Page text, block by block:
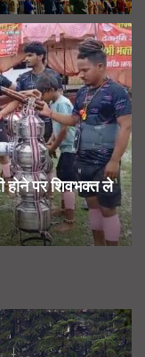
पर शिवभक्त ले